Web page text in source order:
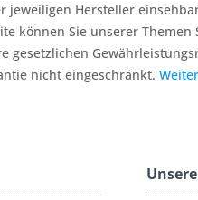
jeweiligen Hersteller
können Sie unserer Themen
gesetzlichen
nicht eingeschränkt.